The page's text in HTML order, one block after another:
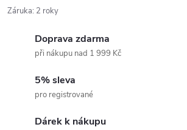
Záruka: 2 roky
Doprava zdarma
při nákupu nad 1 999 Kč
5% sleva
pro registrované
Dárek k nákupu